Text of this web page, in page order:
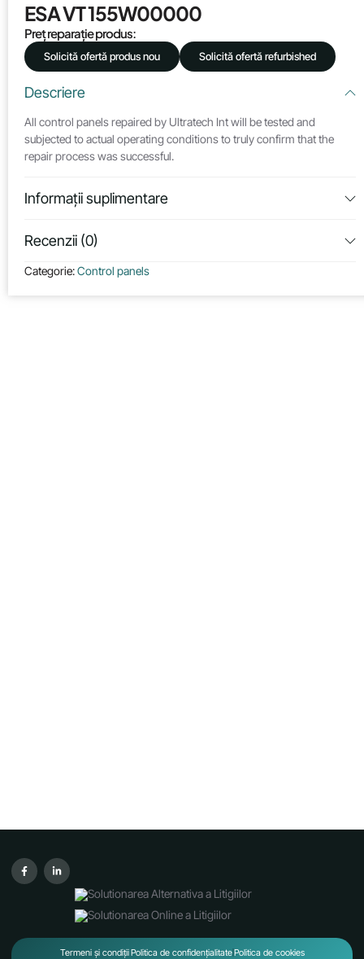
ESA VT 155W00000
Preț reparație produs:
Solicită ofertă produs nou Solicită ofertă refurbished
Descriere
All control panels repaired by Ultratech Int will be tested and
subjected to actual operating conditions to truly confirm that the
repair process was successful.
Informații suplimentare
Recenzii (0)
Categorie:Control panels
Termeni și condițiiPolitica de confidențialitatePolitica de cookies